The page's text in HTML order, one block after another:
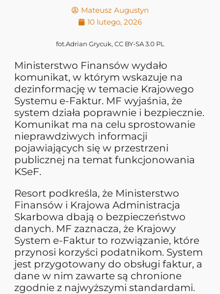
Mateusz Augustyn
10 lutego, 2026
fot.Adrian Grycuk, CC BY-SA 3.0 PL
Ministerstwo Finansów wydało
komunikat, w którym wskazuje na
dezinformację w temacie Krajowego
Systemu e-Faktur. MF wyjaśnia, że
system działa poprawnie i bezpiecznie.
Komunikat ma na celu sprostowanie
nieprawdziwych informacji
pojawiających się w przestrzeni
publicznej na temat funkcjonowania
KSeF.
Resort podkreśla, że Ministerstwo
Finansów i Krajowa Administracja
Skarbowa dbają o bezpieczeństwo
danych. MF zaznacza, że Krajowy
System e-Faktur to rozwiązanie, które
przynosi korzyści podatnikom. System
jest przygotowany do obsługi faktur, a
dane w nim zawarte są chronione
zgodnie z najwyższymi standardami.